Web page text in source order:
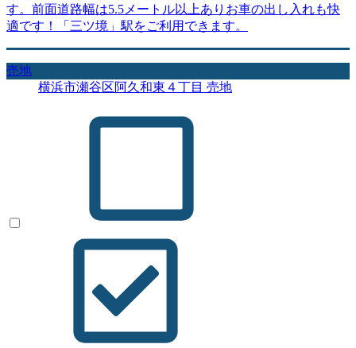
す。前面道路幅は5.5メートル以上ありお車の出し入れも快
適です！「三ツ境」駅をご利用できます。
売地
横浜市瀬谷区阿久和東４丁目 売地